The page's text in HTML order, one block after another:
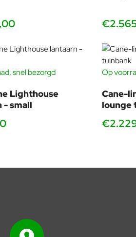
snel bezorgd
Lighthouse
- small
Op
Cane-
lounge